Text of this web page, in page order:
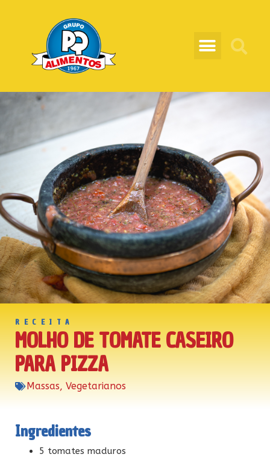
RECEITA
MOLHO DE TOMATE CASEIRO
PARA PIZZA
Massas, Vegetarianos
Ingredientes
5 tomates maduros